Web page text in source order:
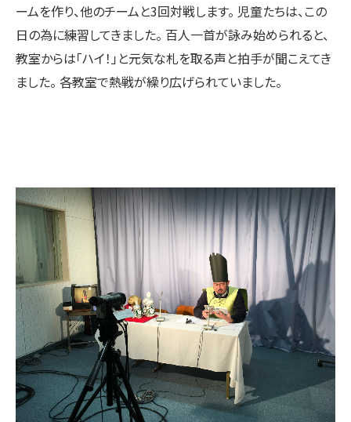
ームを作り、他のチームと3回対戦します。 児童たちは、この
日の為に練習してきました。 百人一首が詠み始められると、
教室からは「ハイ！」と元気な札を取る声と拍手が聞こえてき
ました。 各教室で熱戦が繰り広げられていました。